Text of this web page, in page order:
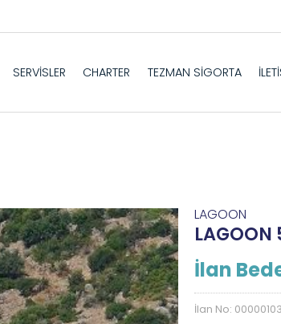
SERVİSLER CHARTER TEZMAN SİGORTA
LAGOON
LAGOON
İlan
İlan No: 00000103